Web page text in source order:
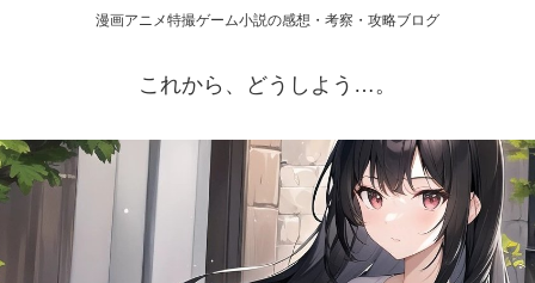
漫画アニメ特撮ゲーム小説の感想・考察・攻略ブログ
これから、どうしよう…。